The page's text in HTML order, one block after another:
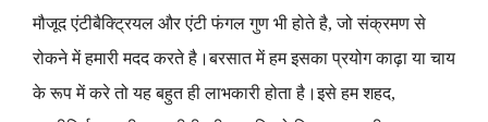
मौजूद एंटीबैक्ट्रियल और एंटी फंगल गुण भी होते है,जो संक्रमण से
रोकने में हमारी मदद करते है ।बरसात में हम इसका प्रयोग काढ़ा या चाय
के रूप में करे तो यह बहुत ही लाभकारी होता है ।इसे हम शहद,